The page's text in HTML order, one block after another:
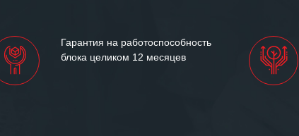
Гарантия на работоспособность
блока целиком 12 месяцев